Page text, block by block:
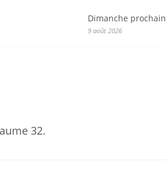
Dimanche prochain
9 août 2026
32.